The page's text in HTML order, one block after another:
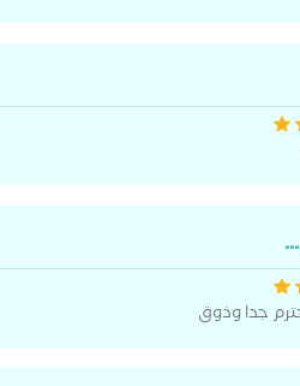
جدا وذوق